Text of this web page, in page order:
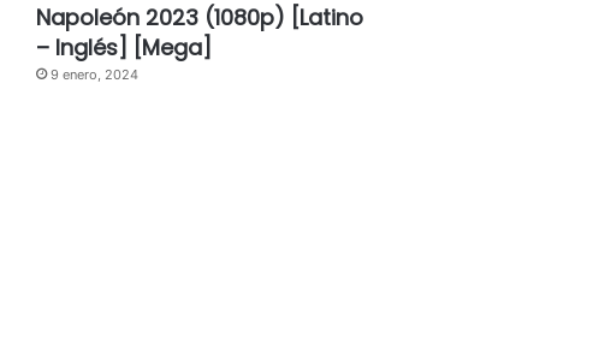
Napoleón 2023 (1080p) [Latino
– Inglés] [Mega]
9 enero, 2024